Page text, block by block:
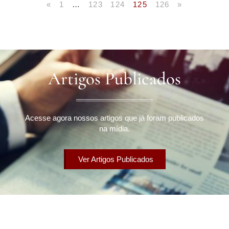
« 1 … 123 124 125 126 »
Artigos Publicados
Acesse agora nossos artigos que já foram publicados
na mídia.
Ver Artigos Publicados